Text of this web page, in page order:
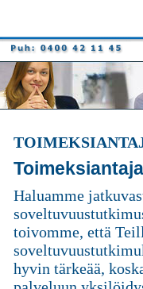
Haluamme
toivomme, että
hyvin tärkeää,